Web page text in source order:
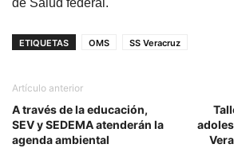
de Salud federal.
ETIQUETAS OMS SS Veracruz
Artículo anterior
A través de la educación,
SEV y SEDEMA atenderán la
agenda ambiental